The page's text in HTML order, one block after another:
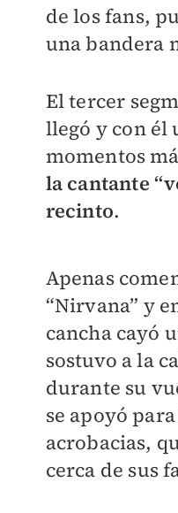
de los fans,
una bandera
El tercer
llegó y con él
momentos
la cantante
recinto.
Apenas
“Nirvana” y
cancha cayó
sostuvo a la
durante su
se apoyó
acrobacias,
cerca de sus